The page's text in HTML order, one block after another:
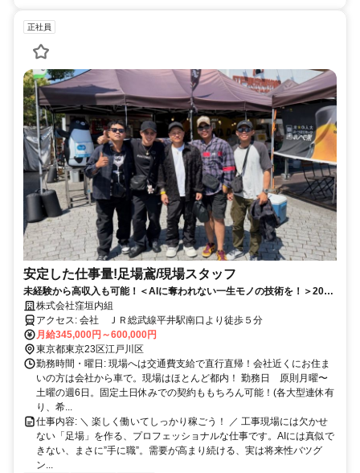
正社員
安定した仕事量!足場鳶/現場スタッフ
未経験から高収入も可能！＜AIに奪われない一生モノの技術を！＞20
代・30代の若手中心に楽しみながら活躍中！
株式会社窪垣内組
アクセス: 会社 ＪＲ総武線平井駅南口より徒歩５分
月給345,000円～600,000円
東京都東京23区江戸川区
勤務時間・曜日: 現場へは交通費支給で直行直帰！会社近くにお住ま
いの方は会社から車で。現場はほとんど都内！ 勤務日 原則月曜〜
土曜の週6日。固定土日休みでの契約ももちろん可能！(各大型連休有
り、希...
仕事内容: ＼ 楽しく働いてしっかり稼ごう！ ／ 工事現場には欠かせ
ない「足場」を作る、プロフェッショナルな仕事です。AIには真似で
きない、まさに”手に職”。需要が高まり続ける、実は将来性バツグ
ン...